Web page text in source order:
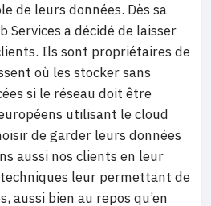
de leurs données. Dès sa
Services a décidé de laisser
Ils sont propriétaires de
où les stocker sans
si le réseau doit être
utilisant le cloud
de garder leurs données
aussi nos clients en leur
leur permettant de
aussi bien au repos qu’en